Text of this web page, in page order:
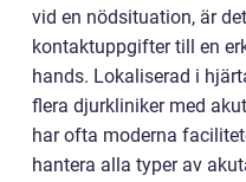
vid en nödsituation, är
kontaktuppgifter till en
hands. Lokaliserad i
flera djurkliniker med
har ofta moderna
hantera alla typer av